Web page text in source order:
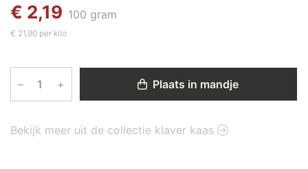
€ 2,19 100 gram
€ 21,90 per kilo
– + Plaats in mandje
Bekijk meer uit de collectie klaver kaas